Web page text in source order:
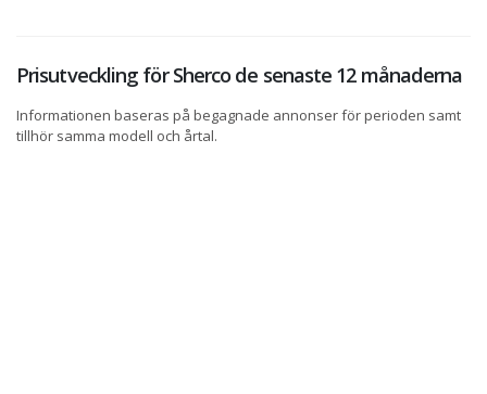
Prisutveckling för Sherco de senaste 12 månaderna
Informationen baseras på begagnade annonser för perioden samt
tillhör samma modell och årtal.